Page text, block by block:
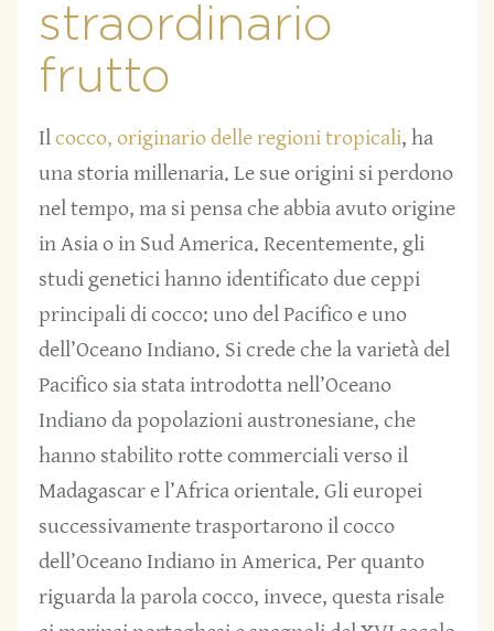
straordinario
frutto
Ilcocco, originario delle regioni tropicali, ha
una storia millenaria. Le sue origini si perdono
nel tempo, ma si pensa che abbia avuto origine
in Asia o in Sud America. Recentemente, gli
studi genetici hanno identificato due ceppi
principali di cocco: uno del Pacifico e uno
dell’Oceano Indiano. Si crede che la varietà del
Pacifico sia stata introdotta nell’Oceano
Indiano da popolazioni austronesiane, che
hanno stabilito rotte commerciali verso il
Madagascar e l’Africa orientale. Gli europei
successivamente trasportarono il cocco
dell’Oceano Indiano in America. Per quanto
riguarda la parola cocco, invece, questa risale